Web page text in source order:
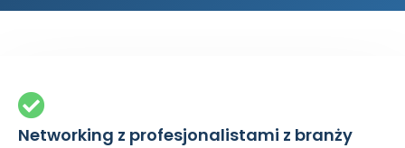
Networking z profesjonalistami z branży